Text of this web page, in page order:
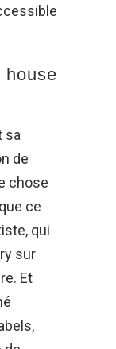
sa
de
chose
ce
qui
sur
Et